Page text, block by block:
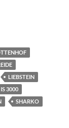
LIEBSTEIN
3000
SHARKO